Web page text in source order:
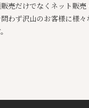
売だけでなくネット販
わず沢山のお客様に様